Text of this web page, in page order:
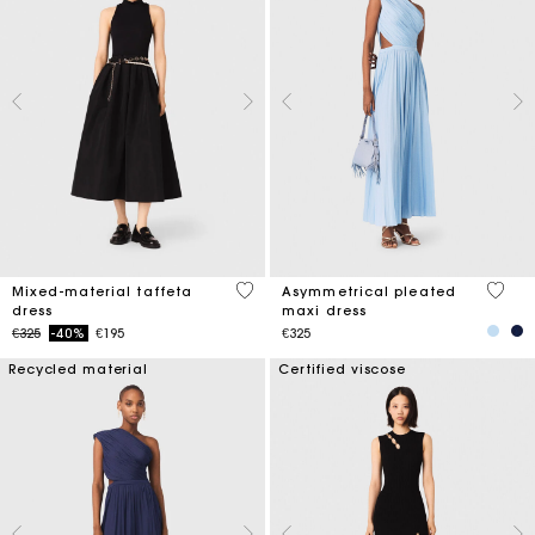
Mixed-material taffeta
dress
Price reduced from
€325to-40% €195
5 out of 5 Customer Rating
Asymmetrical pleated
maxi dress
€325
5 out
Recycled material Certified viscose